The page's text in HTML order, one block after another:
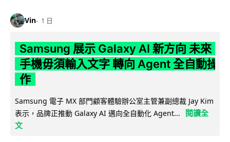
Vin 1 日
Samsung 展示 Galaxy AI 新方向 未來
手機毋須輸入文字 轉向 Agent 全自動操
作
Samsung 電子 MX 部門顧客體驗辦公室主管兼副總裁 Jay Kim
表示，品牌正推動 Galaxy AI 邁向全自動化 Agent...
閱讀全
文